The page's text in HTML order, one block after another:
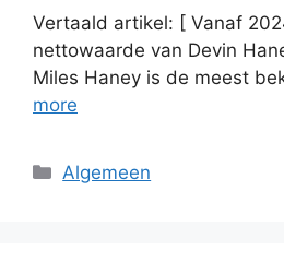
Vertaald artikel: [ Vanaf
nettowaarde van Devin
Miles Haney is de meest
more
Categories
Algemeen